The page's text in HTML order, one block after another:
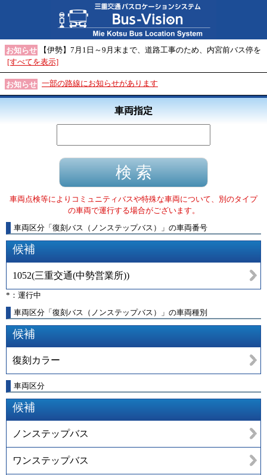
お知らせ
【伊勢】7月1日～9月末まで、道路工事のため、内宮前バス停を
[すべてを表示]
お知らせ 一部の路線にお知らせがあります
車両指定
車両点検等によりコミュニティバスや特殊な車両について、別のタイプ
の車両で運行する場合がございます。
車両区分 「 復刻バス（ノンステップバス） 」 の車両番号
候補
1052(三重交通(中勢営業所))
*：運行中
車両区分「復刻バス（ノンステップバス）」の車両種別
候補
復刻カラー
車両区分
候補
ノンステップバス
ワンステップバス